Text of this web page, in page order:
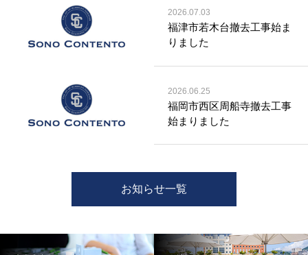
2026.07.03
福津市若木台撤去工事始ま
りました
2026.06.25
福岡市西区周船寺撤去工事
始まりました
お知らせ一覧